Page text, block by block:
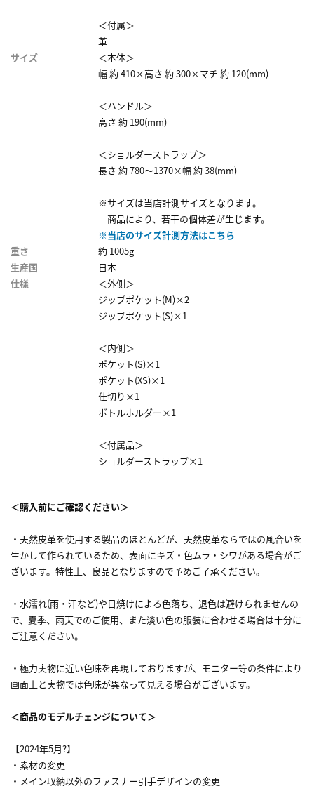
＜付属＞
革
サイズ
＜本体＞
幅 約 410×高さ 約 300×マチ 約 120(mm)
＜ハンドル＞
高さ 約 190(mm)
＜ショルダーストラップ＞
長さ 約 780～1370×幅 約 38(mm)
※サイズは当店計測サイズとなります。
商品により、若干の個体差が生じます。
※当店のサイズ計測方法はこちら
重さ
約 1005g
生産国
日本
仕様
＜外側＞
ジップポケット(M)×2
ジップポケット(S)×1
＜内側＞
ポケット(S)×1
ポケット(XS)×1
仕切り×1
ボトルホルダー×1
＜付属品＞
ショルダーストラップ×1
＜購入前にご確認ください＞
・天然皮革を使用する製品のほとんどが、天然皮革ならではの風合いを
生かして作られているため、表面にキズ・色ムラ・シワがある場合がご
ざいます。特性上、良品となりますので予めご了承ください。
・水濡れ(雨・汗など)や日焼けによる色落ち、退色は避けられませんの
で、夏季、雨天でのご使用、また淡い色の服装に合わせる場合は十分に
ご注意ください。
・極力実物に近い色味を再現しておりますが、モニター等の条件により
画面上と実物では色味が異なって見える場合がございます。
＜商品のモデルチェンジについて＞
【2024年5月?】
・素材の変更
・メイン収納以外のファスナー引手デザインの変更